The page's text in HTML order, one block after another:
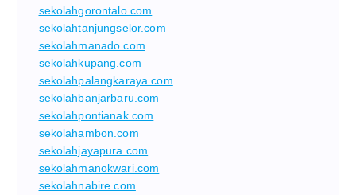
sekolahgorontalo.com
sekolahtanjungselor.com
sekolahmanado.com
sekolahkupang.com
sekolahpalangkaraya.com
sekolahbanjarbaru.com
sekolahpontianak.com
sekolahambon.com
sekolahjayapura.com
sekolahmanokwari.com
sekolahnabire.com